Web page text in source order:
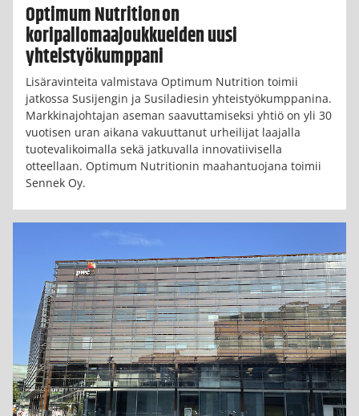
Optimum Nutrition on
koripallomaajoukkueiden uusi
yhteistyökumppani
Lisäravinteita valmistava Optimum Nutrition toimii
jatkossa Susijengin ja Susiladiesin yhteistyökumppanina.
Markkinajohtajan aseman saavuttamiseksi yhtiö on yli 30
vuotisen uran aikana vakuuttanut urheilijat laajalla
tuotevalikoimalla sekä jatkuvalla innovatiivisella
otteellaan. Optimum Nutritionin maahantuojana toimii
Sennek Oy.